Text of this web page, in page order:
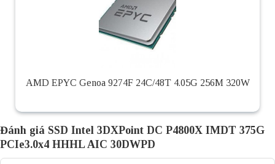
AMD EPYC Genoa 9274F 24C/48T 4.05G 256M 320W
Đánh giá SSD Intel 3DXPoint DC P4800X IMDT 375G
PCIe3.0x4 HHHL AIC 30DWPD